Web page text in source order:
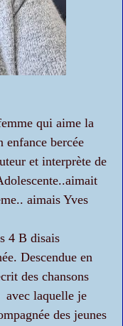
qui aime la
bercée
et interprète de
aimais Yves
4 B disais
Descendue en
des chansons
avec laquelle je
des jeunes